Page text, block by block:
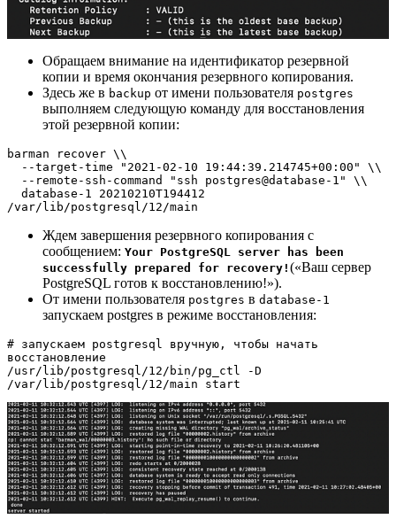
Обращаем внимание на идентификатор резервной
копии и время окончания резервного копирования.
Здесь же в backup от имени пользователя postgres
выполняем следующую команду для восстановления
этой резервной копии:
barman recover \\
/var/lib/postgresql/12/main
Ждем завершения резервного копирования с
сообщением: Your PostgreSQL server has been
successfully prepared for recovery! («Ваш сервер
PostgreSQL готов к восстановлению!»).
От имени пользователя postgres в database-1
запускаем postgres в режиме восстановления:
# запускаем postgresql вручную, чтобы начать
восстановление
/usr/lib/postgresql/12/bin/pg_ctl -D
/var/lib/postgresql/12/main start